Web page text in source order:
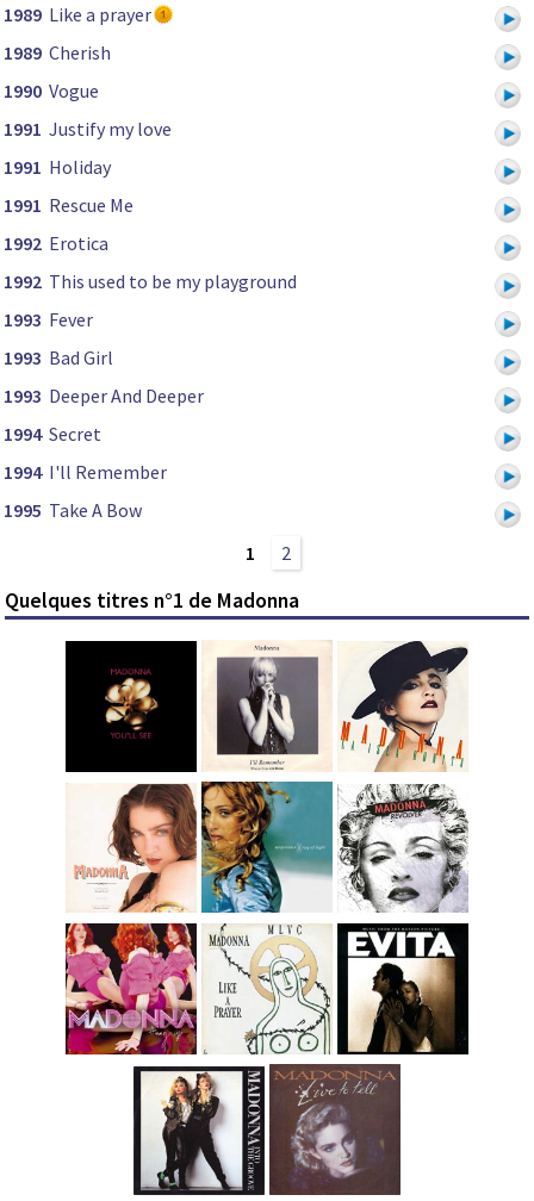
1989 Like a prayer
1989 Cherish
1990 Vogue
1991 Justify my love
1991 Holiday
1991 Rescue Me
1992 Erotica
1992 This used to be my playground
1993 Fever
1993 Bad Girl
1993 Deeper And Deeper
1994 Secret
1994 I'll Remember
1995 Take A Bow
1
2
Quelques titres n°1 de Madonna